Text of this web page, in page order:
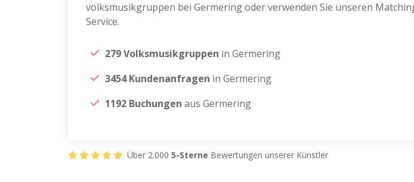
volksmusikgruppen bei Germering oder verwenden Sie unseren
Service.
279 Volksmusikgruppen in Germering
3454 Kundenanfragen in Germering
1192 Buchungen aus Germering
Über 2.000 5-Sterne Bewertungen unserer Künstler